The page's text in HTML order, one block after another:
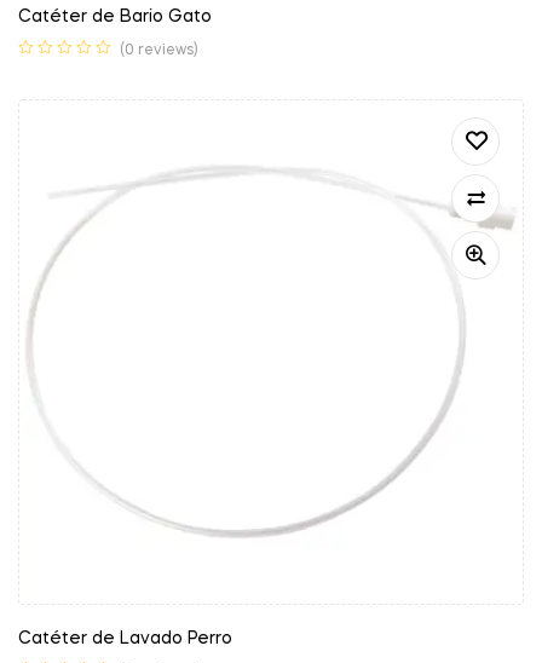
Catéter de Bario Gato
(0 reviews)
Catéter de Lavado Perro